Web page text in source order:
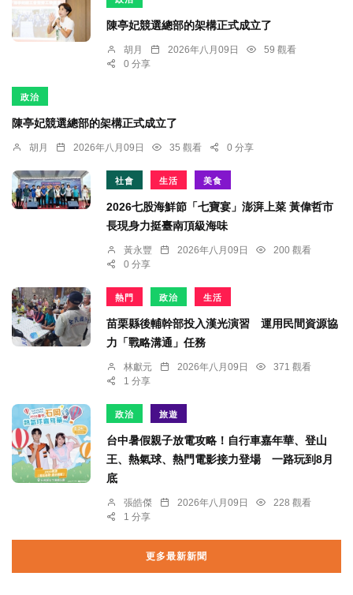
陳亭妃競選總部的架構正式成立了
胡月 2026年八月09日
59 觀看
0 分享
政治
陳亭妃競選總部的架構正式成立了
胡月 2026年八月09日 35 觀看 0 分享
社會 生活 美食
2026七股海鮮節「七寶宴」澎湃上菜 黃偉哲市
長現身力挺臺南頂級海味
黃永豐 2026年八月09日
200 觀看
0 分享
熱門 政治 生活
苗栗縣後輔幹部投入漢光演習 運用民間資源協
力「戰略溝通」任務
林獻元 2026年八月09日
371 觀看
1 分享
政治 旅遊
台中暑假親子放電攻略！自行車嘉年華、登山
王、熱氣球、熱門電影接力登場 一路玩到8月
底
張皓傑 2026年八月09日
228 觀看
1 分享
更多最新新聞